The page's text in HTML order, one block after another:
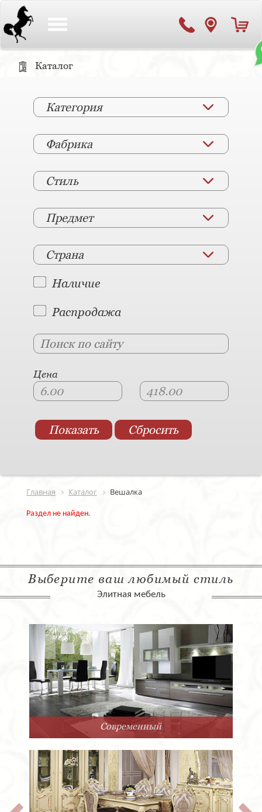
Каталог
Категория
Фабрика
Стиль
Предмет
Страна
Наличие
Распродажа
Цена
Главная Каталог Вешалка
Раздел не найден.
Выберите ваш любимый стиль
Элитная мебель